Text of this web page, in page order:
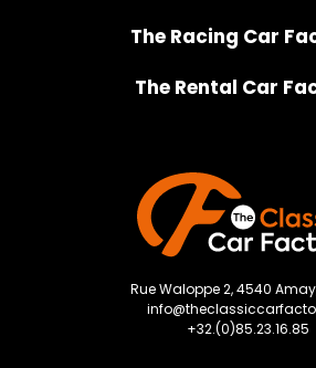
The Racing Car
The Rental Car
Rue Waloppe 2, 4540
+32.(0)85.23.16.85